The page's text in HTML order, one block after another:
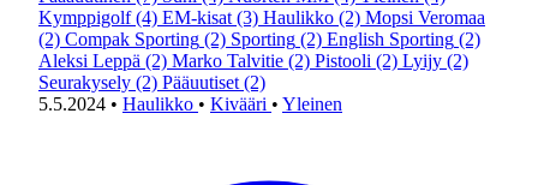
Kymppigolf (4) EM-kisat (3) Haulikko (2) Mopsi Veromaa
(2) Compak Sporting (2) Sporting (2) English Sporting (2)
Aleksi Leppä (2) Marko Talvitie (2) Pistooli (2) Lyijy (2)
Seurakysely (2) Pääuutiset (2)
5.5.2024 • Haulikko • Kivääri • Yleinen